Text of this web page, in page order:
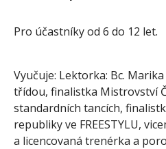
Pro účastníky od 6 do 12 let.
Vyučuje: Lektorka: Bc.
třídou, finalistka Mistrovství
standardních tancích,
republiky ve FREESTYLU,
a licencovaná trenérka a